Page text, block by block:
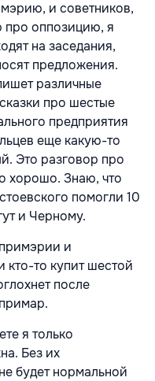
и советников,
про оппозицию, я
на заседания,
предложения.
различные
про шестые
предприятия
еще какую-то
Это разговор про
хорошо. Знаю, что
помогли 10
и Черному.
и
кто-то купит шестой
после
я только
Без их
будет нормальной